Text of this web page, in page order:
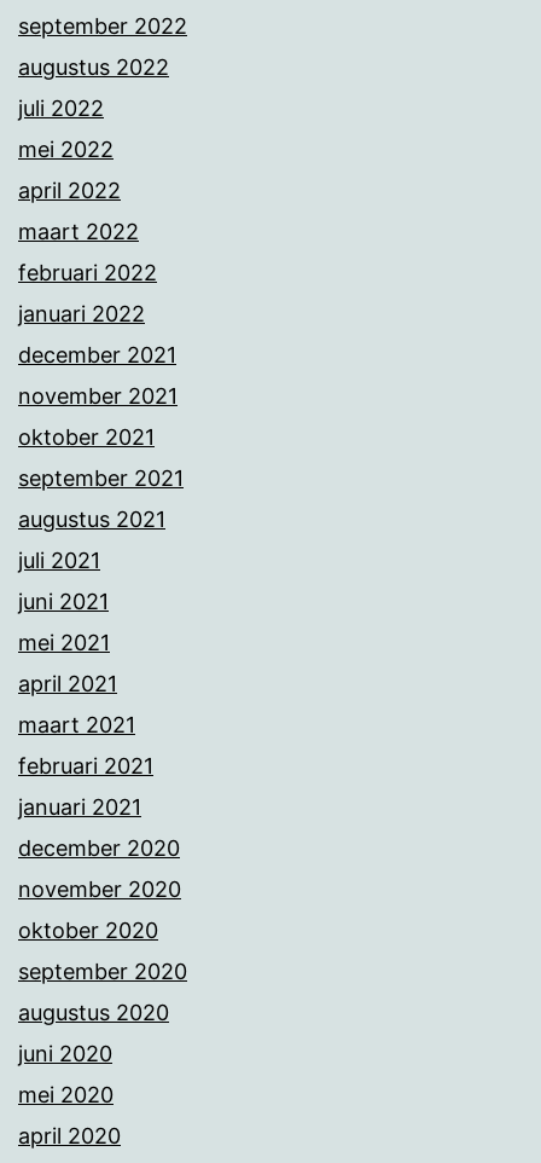
september 2022
augustus 2022
juli 2022
mei 2022
april 2022
maart 2022
februari 2022
januari 2022
december 2021
november 2021
oktober 2021
september 2021
augustus 2021
juli 2021
juni 2021
mei 2021
april 2021
maart 2021
februari 2021
januari 2021
december 2020
november 2020
oktober 2020
september 2020
augustus 2020
juni 2020
mei 2020
april 2020